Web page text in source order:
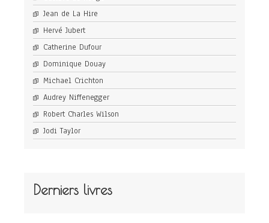
Jean de La Hire
Hervé Jubert
Catherine Dufour
Dominique Douay
Michael Crichton
Audrey Niffenegger
Robert Charles Wilson
Jodi Taylor
Derniers livres